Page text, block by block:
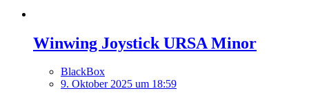
Winwing Joystick URSA Minor
BlackBox
9. Oktober 2025 um 18:59